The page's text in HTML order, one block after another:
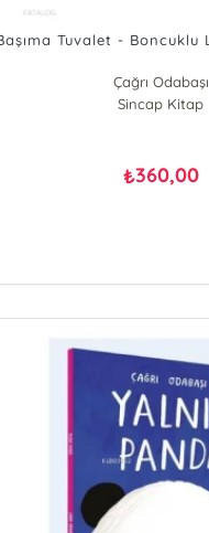
Tuvalet -
Çağrı Odabaşı
Sincap Kitap
₺360,00